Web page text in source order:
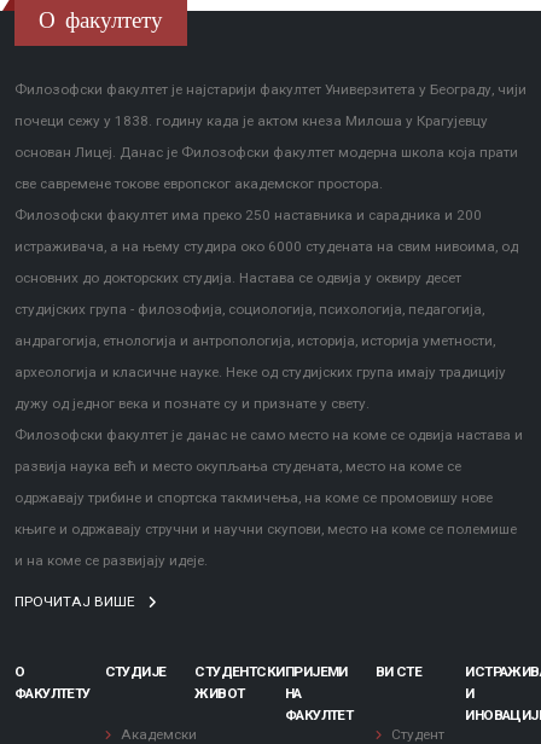
О факултету
Филозофски факултет је најстарији факултет Универзитета у Београду, чији
почеци сежу у 1838. годину када је актом кнеза Милоша у Крагујевцу
основан Лицеј. Данас је Филозофски факултет модерна школа која прати
све савремене токове европског академског простора.
Филозофски факултет има преко 250 наставника и сарадника и 200
истраживача, а на њему студира око 6000 студената на свим нивоима, од
основних до докторских студија. Настава се одвија у оквиру десет
студијских група - филозофија, социологија, психологија, педагогија,
андрагогија, етнологија и антропологија, историја, историја уметности,
археологија и класичне науке. Неке од студијских група имају традицију
дужу од једног века и познате су и признате у свету.
Филозофски факултет је данас не само место на коме се одвија настава и
развија наука већ и место окупљања студената, место на коме се
одржавају трибине и спортска такмичења, на коме се промовишу нове
књиге и одржавају стручни и научни скупови, место на коме се полемише
и на коме се развијају идеје.
ПРОЧИТАЈ ВИШЕ
О
ФАКУЛТЕТУ
СТУДИЈЕ
Академски
СТУДЕНТСКИ
ЖИВОТ
ПРИЈЕМИ
НА
ФАКУЛТЕТ
ВИ СТЕ
Студент
И